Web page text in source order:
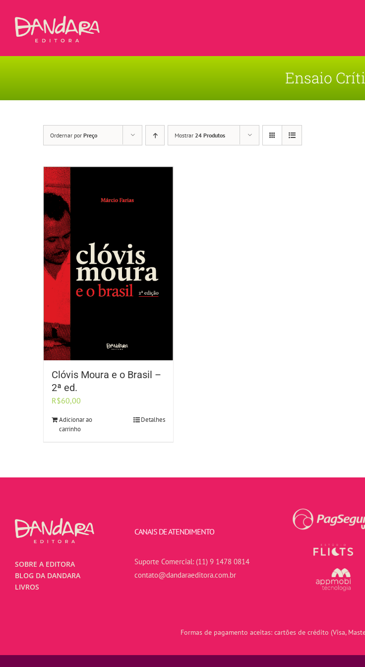
Ensaio
Ordernar por Preço Mostrar 24 Produtos
Clóvis Moura e o Brasil –
2ª ed.
R$60,00
Adicionar ao
carrinho
Detalhes
SOBRE A EDITORA
BLOG DA DANDARA
LIVROS
CANAIS DE ATENDIMENTO
Suporte Comercial: (11) 9 1478 0814
contato@dandaraeditora.com.br
Formas de pagamento aceitas: cartões de crédito (Visa,